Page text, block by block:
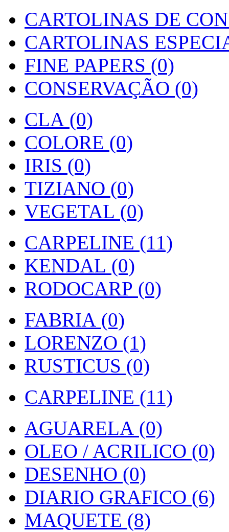
CARTOLINAS DE
CARTOLINAS
FINE PAPERS (0)
CONSERVAÇÃO (0)
CLA (0)
COLORE (0)
IRIS (0)
TIZIANO (0)
VEGETAL (0)
CARPELINE (11)
KENDAL (0)
RODOCARP (0)
FABRIA (0)
LORENZO (1)
RUSTICUS (0)
CARPELINE (11)
AGUARELA (0)
OLEO / ACRILICO (0)
DESENHO (0)
DIARIO GRAFICO (6)
MAQUETE (8)